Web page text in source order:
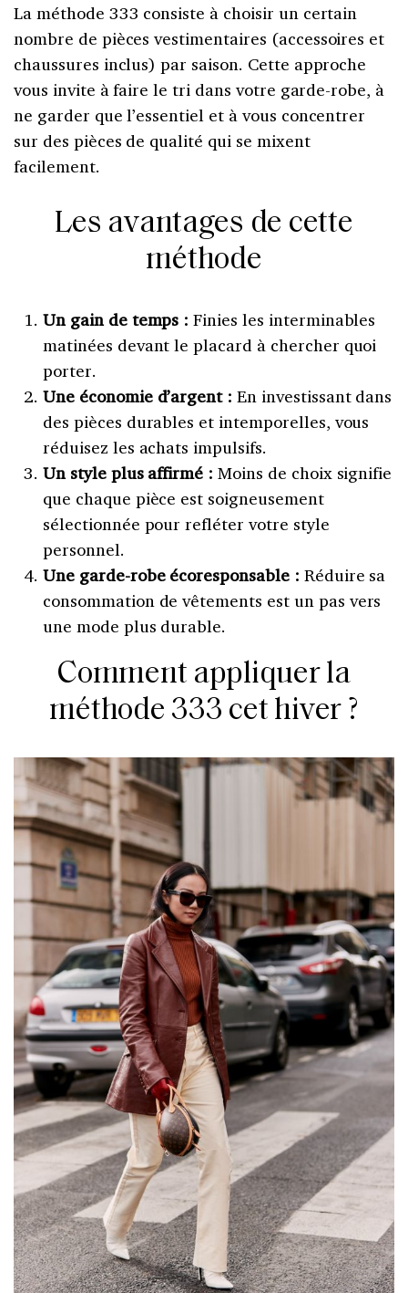
La méthode 333 consiste à choisir un certain
nombre de pièces vestimentaires (accessoires et
chaussures inclus) par saison. Cette approche
vous invite à faire le tri dans votre garde-robe, à
ne garder que l’essentiel et à vous concentrer
sur des pièces de qualité qui se mixent
facilement.
Les avantages de cette
méthode
Un gain de temps : Finies les interminables
matinées devant le placard à chercher quoi
porter.
Une économie d’argent : En investissant dans
des pièces durables et intemporelles, vous
réduisez les achats impulsifs.
Un style plus affirmé : Moins de choix signifie
que chaque pièce est soigneusement
sélectionnée pour refléter votre style
personnel.
Une garde-robe écoresponsable : Réduire sa
consommation de vêtements est un pas vers
une mode plus durable.
Comment appliquer la
méthode 333 cet hiver ?